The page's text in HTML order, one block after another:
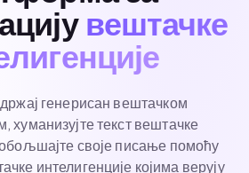
вештачке
генерисан вештачком
хуманизујте текст вештачке
своје писање помоћу
интелигенције којима верују